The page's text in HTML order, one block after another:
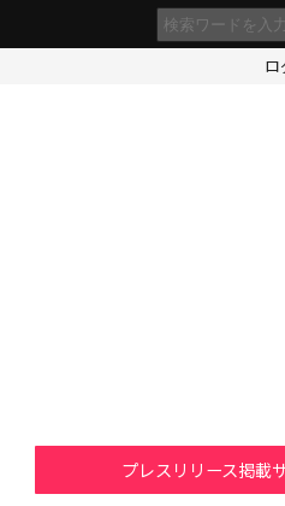
ロ
プレスリリース掲載